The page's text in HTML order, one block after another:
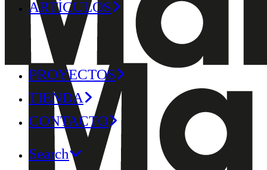
ARTÍCULOS
PROYECTOS
TIENDA
CONTACTO
Search